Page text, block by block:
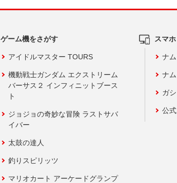
ゲーム機をさがす
アイドルマスター TOURS
機動戦士ガンダム エクストリーム
バーサス２ インフィニットブース
ト
ジョジョの奇妙な冒険 ラストサバ
イバー
太鼓の達人
釣りスピリッツ
マリオカート アーケードグランプ
スマ
ナ
ナ
ガ
公